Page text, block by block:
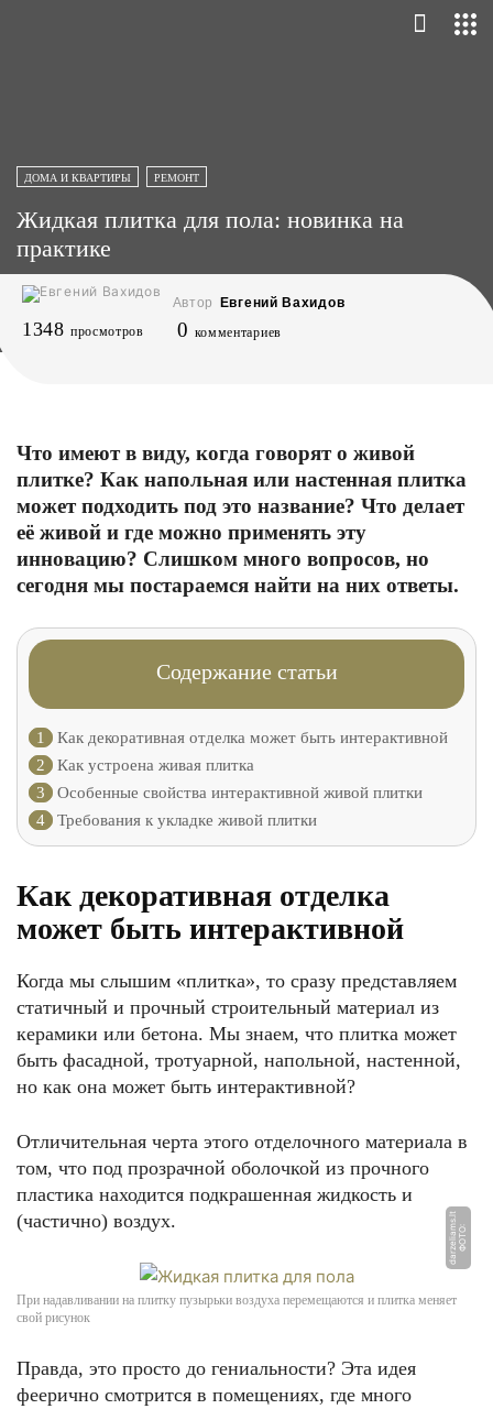
ДОМА И КВАРТИРЫ РЕМОНТ
Жидкая плитка для пола: новинка на
практике
Автор Евгений Вахидов
1348 просмотров 0 комментариев
Что имеют в виду, когда говорят о живой
плитке? Как напольная или настенная плитка
может подходить под это название? Что делает
её живой и где можно применять эту
инновацию? Слишком много вопросов, но
сегодня мы постараемся найти на них ответы.
Содержание статьи
1
Как декоративная отделка может быть интерактивной
2
Как устроена живая плитка
3
Особенные свойства интерактивной живой плитки
4
Требования к укладке живой плитки
Как декоративная отделка
может быть интерактивной
Когда мы слышим «плитка», то сразу представляем
статичный и прочный строительный материал из
керамики или бетона. Мы знаем, что плитка может
быть фасадной, тротуарной, напольной, настенной,
но как она может быть интерактивной?
Отличительная черта этого отделочного материала в
том, что под прозрачной оболочкой из прочного
пластика находится подкрашенная жидкость и
(частично) воздух.
Ф
О
Т
О:
d
a
r
z
eli
a
m
s.l
t
При надавливании на плитку пузырьки воздуха перемещаются и плитка меняет
свой рисунок
Правда, это просто до гениальности? Эта идея
феерично смотрится в помещениях, где много